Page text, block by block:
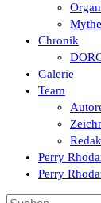
Chronik
Galerie
Team
Perry
Perry